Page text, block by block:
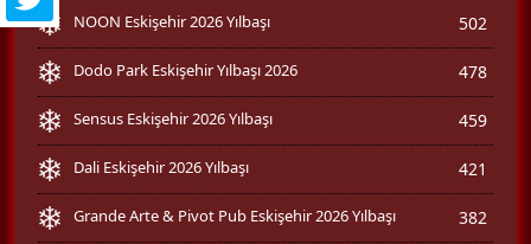
NOON Eskişehir 2026 Yılbaşı 502
Dodo Park Eskişehir Yılbaşı 2026 478
Sensus Eskişehir 2026 Yılbaşı 459
Dali Eskişehir 2026 Yılbaşı 421
Grande Arte & Pivot Pub Eskişehir 2026 Yılbaşı 382